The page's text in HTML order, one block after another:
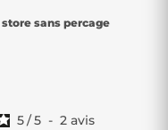
!sans percage
5/5 - 2 avis